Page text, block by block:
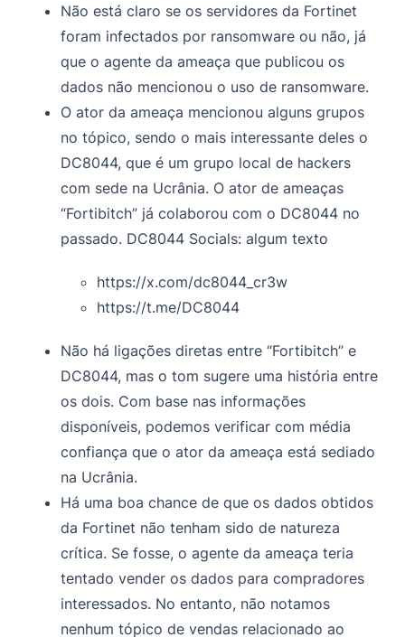
Não está claro se os servidores da Fortinet
foram infectados por ransomware ou não, já
que o agente da ameaça que publicou os
dados não mencionou o uso de ransomware.
O ator da ameaça mencionou alguns grupos
no tópico, sendo o mais interessante deles o
DC8044, que é um grupo local de hackers
com sede na Ucrânia. O ator de ameaças
“Fortibitch” já colaborou com o DC8044 no
passado. DC8044 Socials: algum texto
https://x.com/dc8044_cr3w
https://t.me/DC8044
Não há ligações diretas entre “Fortibitch” e
DC8044, mas o tom sugere uma história entre
os dois. Com base nas informações
disponíveis, podemos verificar com média
confiança que o ator da ameaça está sediado
na Ucrânia.
Há uma boa chance de que os dados obtidos
da Fortinet não tenham sido de natureza
crítica. Se fosse, o agente da ameaça teria
tentado vender os dados para compradores
interessados. No entanto, não notamos
nenhum tópico de vendas relacionado ao